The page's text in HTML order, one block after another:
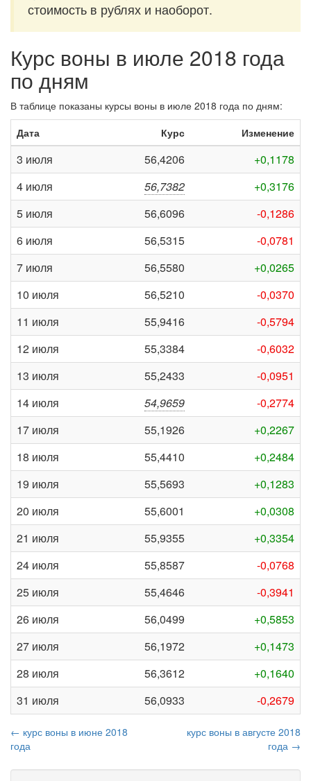
стоимость в рублях и наоборот.
Курс воны в июле 2018 года
по дням
В таблице показаны курсы воны в июле 2018 года по дням:
Дата
Курс Изменение
3 июля 56,4206
+0,1178
4 июля
56,7382
+0,3176
5 июля
56,6096
-0,1286
6 июля
56,5315
-0,0781
7 июля
56,5580
+0,0265
10 июля
56,5210
-0,0370
11 июля
55,9416
-0,5794
12 июля
55,3384
-0,6032
13 июля
55,2433
-0,0951
14 июля
54,9659
-0,2774
17 июля
55,1926
+0,2267
18 июля
55,4410
+0,2484
19 июля
55,5693
+0,1283
20 июля
55,6001
+0,0308
21 июля
55,9355
+0,3354
24 июля
55,8587
-0,0768
25 июля
55,4646
-0,3941
26 июля
56,0499
+0,5853
27 июля
56,1972
+0,1473
28 июля
56,3612
+0,1640
31 июля
56,0933 -0,2679
← курс воны в июне 2018
года
курс воны в августе 2018
года →